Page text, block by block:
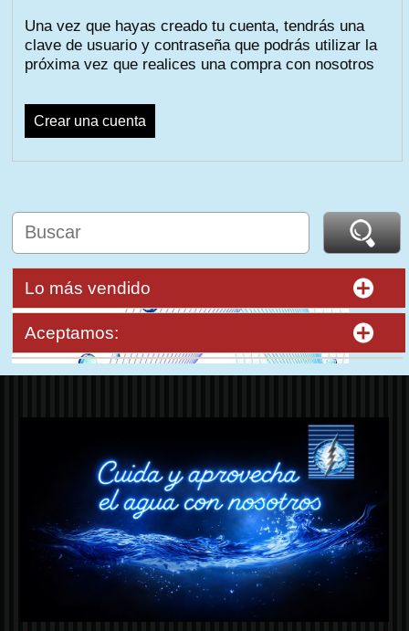
Una vez que hayas creado tu cuenta, tendrás una
clave de usuario y contraseña que podrás utilizar la
próxima vez que realices una compra con nosotros
Crear una cuenta
Lo más vendido
Aceptamos: